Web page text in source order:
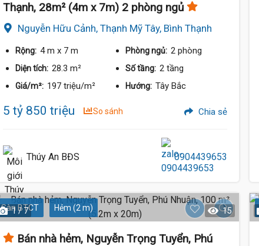
Thạnh, 28m² (4m x 7m) 2 phòng ngủ
Nguyễn Hữu Cảnh, Thạnh Mỹ Tây, Bình Thạnh
Rộng: 4 m x 7 m Phòng ngủ: 2 phòng
Diện tích: 28.3 m² Số tầng: 2 tầng
Giá/m²: 197 triệu/m² Hướng: Tây Bắc
5 tỷ 850 triệu So sánh Chia sẻ
Thúy An BĐS 0904439653
Sàn BTCT Hẻm (2 m)
1 / 7 15
Bán nhà hẻm, Nguyễn Trọng Tuyển, Phú